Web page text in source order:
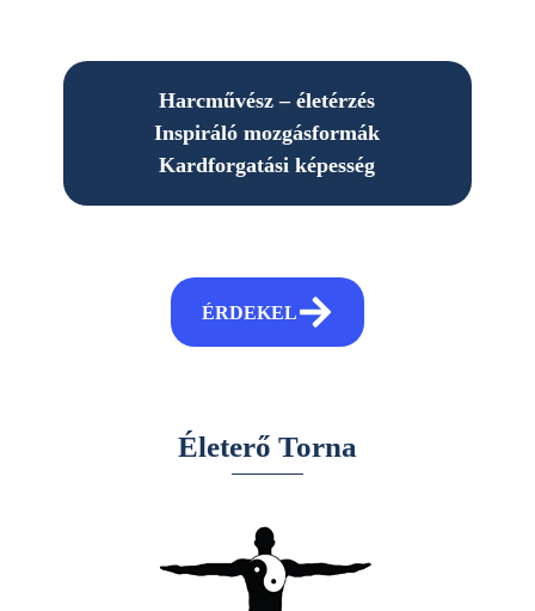
Harcművész – életérzés
Inspiráló mozgásformák
Kardforgatási képesség
ÉRDEKEL
Életerő Torna